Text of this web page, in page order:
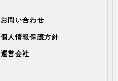
お問い合わせ
個人情報保護方針
運営会社